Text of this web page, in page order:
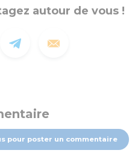
autour de vous !
pour poster un commentaire